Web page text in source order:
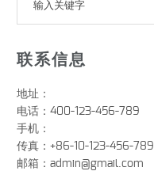
联系信息
地址：
电话：400-123-456-789
手机：
传真：+86-10-123-456-789
邮箱： admin@gmail.com